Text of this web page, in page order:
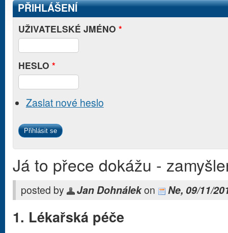
PŘIHLÁŠENÍ
UŽIVATELSKÉ JMÉNO *
HESLO *
Zaslat nové heslo
Já to přece dokážu -
posted by Jan Dohnálekon Ne, 09/11/
1. Lékařská péče